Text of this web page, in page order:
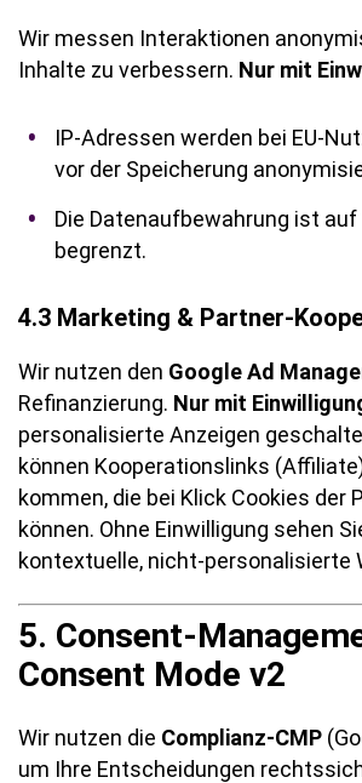
Wir messen Interaktionen
Inhalte zu verbessern. Nur mit
IP-Adressen werden bei EU-
vor der Speicherung
Die Datenaufbewahrung ist auf
begrenzt.
4.3 Marketing & Partner-
Wir nutzen den Google Ad
Refinanzierung. Nur mit
personalisierte Anzeigen
können Kooperationslinks
kommen, die bei Klick Cookies der
können. Ohne Einwilligung sehen
kontextuelle, nicht-personalisierte
5. Consent-
Consent Mode v2
Wir nutzen die Complianz-CMP
um Ihre Entscheidungen